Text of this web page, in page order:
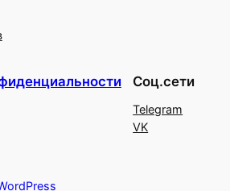
Соц.сети
Telegram
VK